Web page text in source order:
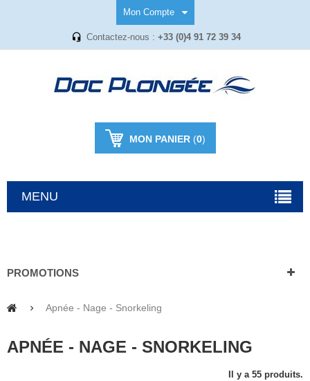
Mon Compte
Contactez-nous : +33 (0)4 91 72 39 34
MON PANIER(0)
MENU
PROMOTIONS
Apnée - Nage - Snorkeling
APNÉE - NAGE - SNORKELING
Il y a 55 produits.